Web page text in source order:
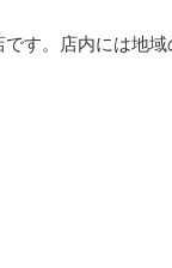
す。店内には地